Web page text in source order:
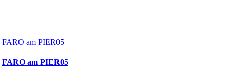
FARO am PIER05
FARO am PIER05